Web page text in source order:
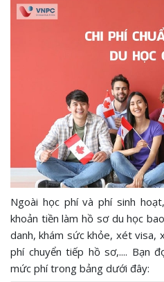
Ngoài học phí và phí sinh
khoản tiền làm hồ sơ du học
danh, khám sức khỏe, xét visa,
phí chuyển tiếp hồ sơ,.... Bạn
mức phí trong bảng dưới đây: